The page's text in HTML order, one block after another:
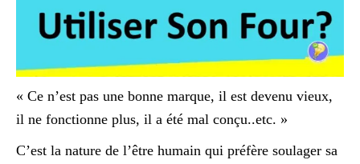
« Ce n’est pas une bonne marque, il est devenu vieux,
il ne fonctionne plus, il a été mal conçu..etc. »
C’est la nature de l’être humain qui préfère soulager sa